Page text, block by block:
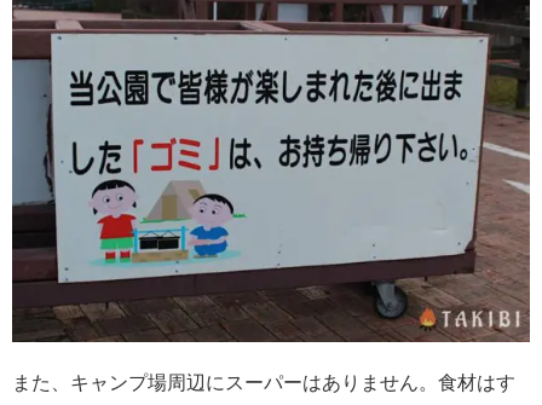
また、キャンプ場周辺にスーパーはありません。食材はす